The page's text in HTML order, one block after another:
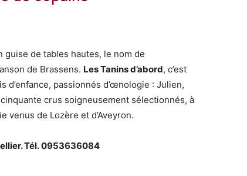
de tables hautes, le nom de
de Brassens. Les Tanins d’abord, c’est
d’enfance, passionnés d’œnologie : Julien,
crus soigneusement sélectionnés, à
venus de Lozère et d’Aveyron.
Tél. 0953636084